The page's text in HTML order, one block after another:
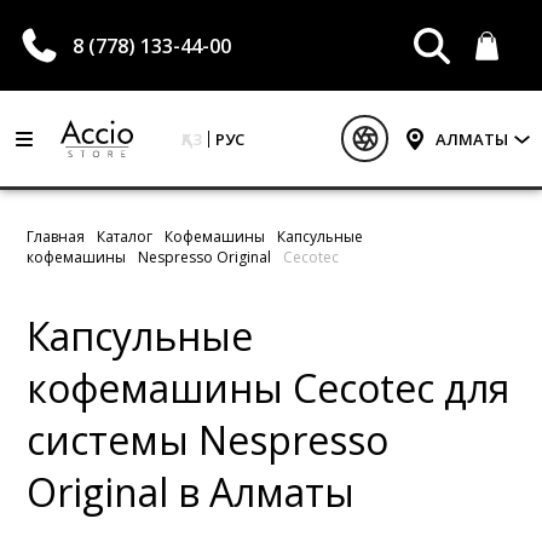
8 (778) 133-44-00
ҚАЗ РУС АЛМАТЫ
Главная Каталог Кофемашины
Капсульные
кофемашины
Nespresso Original Cecotec
Капсульные
кофемашины Cecotec для
системы Nespresso
Original в Алматы